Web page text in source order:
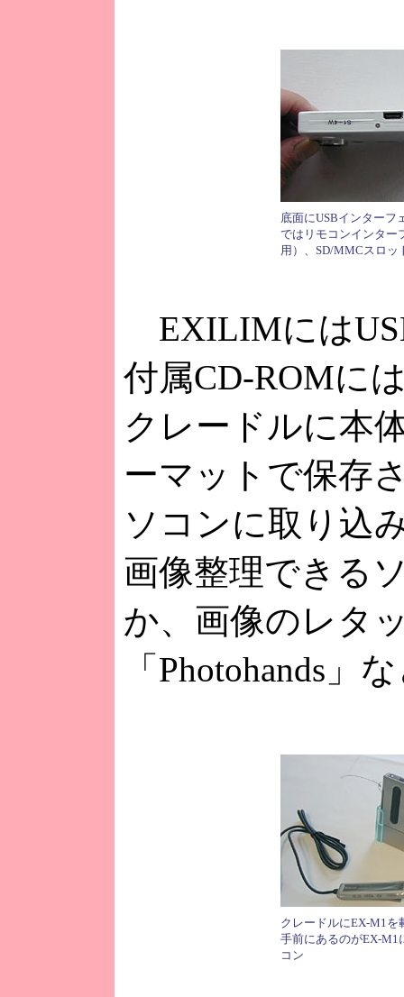
底面にUSBインターフ
ではリモコンインター
用）、SD/MMCスロッ
EXILIMには
付属CD-ROMに
クレードルに本
ーマットで保存
ソコンに取り込
画像整理できる
か、画像のレタ
「Photohands」
クレードルにEX-M1を
手前にあるのがEX-M1
コン